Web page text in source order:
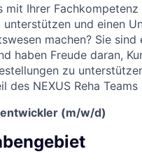
mit Ihrer Fachkompetenz
unterstützen und einen
machen? Sie sind
haben Freude daran,
zu
des NEXUS Reha Teams
(m/w/d)